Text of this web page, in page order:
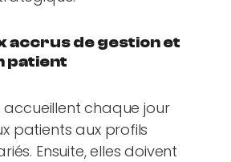
accrus de gestion et
patient
accueillent chaque jour
patients aux profils
Ensuite, elles doivent